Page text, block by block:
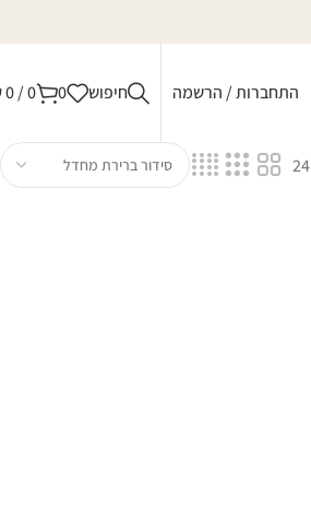
התחברות / הרשמה חיפוש 0
0
/
0
24